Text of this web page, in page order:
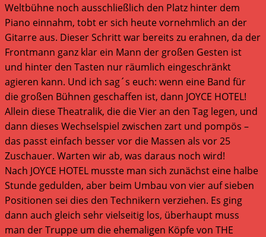
Weltbühne noch ausschließlich den Platz hinter dem
Piano einnahm, tobt er sich heute vornehmlich an der
Gitarre aus. Dieser Schritt war bereits zu erahnen, da der
Frontmann ganz klar ein Mann der großen Gesten ist
und hinter den Tasten nur räumlich eingeschränkt
agieren kann. Und ich sag´s euch: wenn eine Band für
die großen Bühnen geschaffen ist, dann JOYCE HOTEL!
Allein diese Theatralik, die die Vier an den Tag legen, und
dann dieses Wechselspiel zwischen zart und pompös –
das passt einfach besser vor die Massen als vor 25
Zuschauer. Warten wir ab, was daraus noch wird!
Nach JOYCE HOTEL musste man sich zunächst eine halbe
Stunde gedulden, aber beim Umbau von vier auf sieben
Positionen sei dies den Technikern verziehen. Es ging
dann auch gleich sehr vielseitig los, überhaupt muss
man der Truppe um die ehemaligen Köpfe von THE